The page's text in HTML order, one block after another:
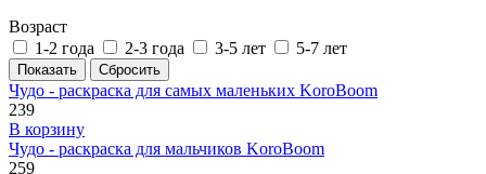
Возраст
1-2 года
2-3 года 3-5 лет 5-7 лет
Чудо - раскраска для самых маленьких KoroBoom
239
В корзину
Чудо - раскраска для мальчиков KoroBoom
259